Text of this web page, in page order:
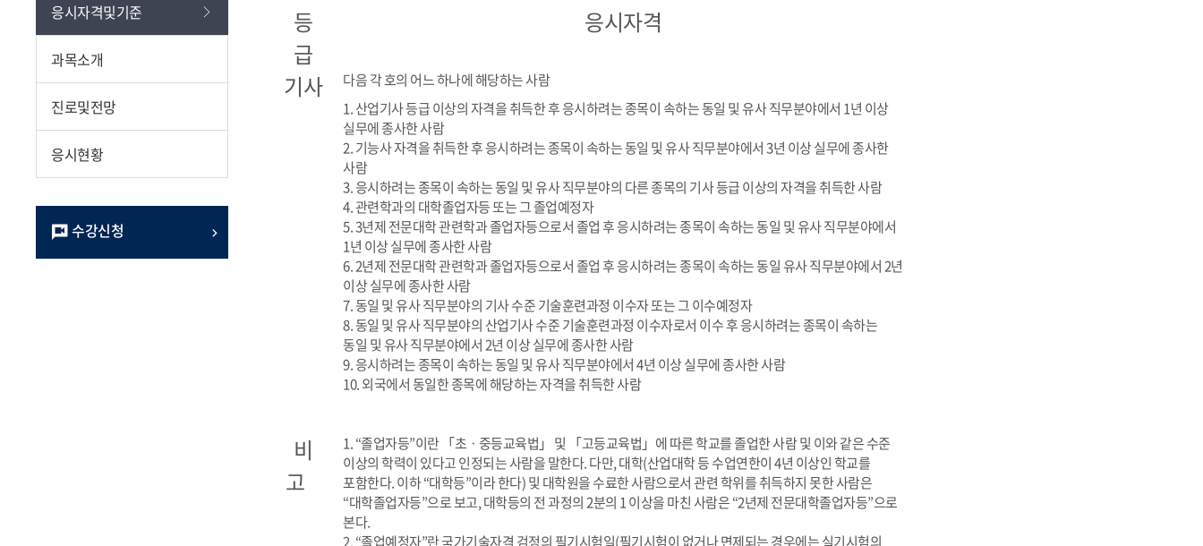
응시자격및기준
과목소개
진로및전망
응시현황
수강신청
등
급
응시자격
기사
다음 각 호의 어느 하나에 해당하는 사람
1. 산업기사 등급 이상의 자격을 취득한 후 응시하려는 종목이 속하는 동일 및 유사 직무분야에서 1년 이상
실무에 종사한 사람
2. 기능사 자격을 취득한 후 응시하려는 종목이 속하는 동일 및 유사 직무분야에서 3년 이상 실무에 종사한
사람
3. 응시하려는 종목이 속하는 동일 및 유사 직무분야의 다른 종목의 기사 등급 이상의 자격을 취득한 사람
4. 관련학과의 대학졸업자등 또는 그 졸업예정자
5. 3년제 전문대학 관련학과 졸업자등으로서 졸업 후 응시하려는 종목이 속하는 동일 및 유사 직무분야에서
1년 이상 실무에 종사한 사람
6. 2년제 전문대학 관련학과 졸업자등으로서 졸업 후 응시하려는 종목이 속하는 동일 유사 직무분야에서 2년
이상 실무에 종사한 사람
7. 동일 및 유사 직무분야의 기사 수준 기술훈련과정 이수자 또는 그 이수예정자
8. 동일 및 유사 직무분야의 산업기사 수준 기술훈련과정 이수자로서 이수 후 응시하려는 종목이 속하는
동일 및 유사 직무분야에서 2년 이상 실무에 종사한 사람
9. 응시하려는 종목이 속하는 동일 및 유사 직무분야에서 4년 이상 실무에 종사한 사람
10. 외국에서 동일한 종목에 해당하는 자격을 취득한 사람
비
고
1. “졸업자등”이란 「초ㆍ중등교육법」 및 「고등교육법」에 따른 학교를 졸업한 사람 및 이와 같은 수준
이상의 학력이 있다고 인정되는 사람을 말한다. 다만, 대학(산업대학 등 수업연한이 4년 이상인 학교를
포함한다. 이하 “대학등”이라 한다) 및 대학원을 수료한 사람으로서 관련 학위를 취득하지 못한 사람은
“대학졸업자등”으로 보고, 대학등의 전 과정의 2분의 1 이상을 마친 사람은 “2년제 전문대학졸업자등”으로
본다.
2. “졸업예정자”란 국가기술자격 검정의 필기시험일(필기시험이 없거나 면제되는 경우에는 실기시험의